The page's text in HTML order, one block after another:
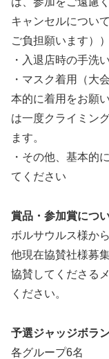
キャンセルについ
ご負担願います））
・入退店時の手洗い
・マスク着用（大
本的に着用をお願
は一度クライミン
ます。
・その他、基本的
てください
賞品・参加賞につ
ボルサウルス様か
他現在協賛社様募
協賛してくださる
ください。
予選ジャッジボラ
各グループ6名